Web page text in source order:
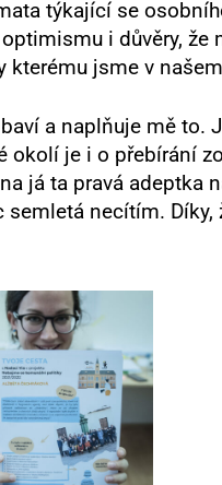
týkající se
i důvěry,
jsme v
a naplňuje mě
okolí je i o přebírání
já ta pravá adeptka
necítím. Díky,